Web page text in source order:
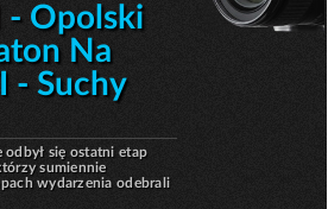
- Opolski
Na
- Suchy
się ostatni etap
sumiennie
wydarzenia odebrali